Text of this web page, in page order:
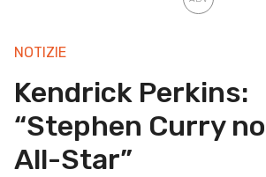
NOTIZIE
Kendrick Perkins:
“Stephen Curry
All-Star”